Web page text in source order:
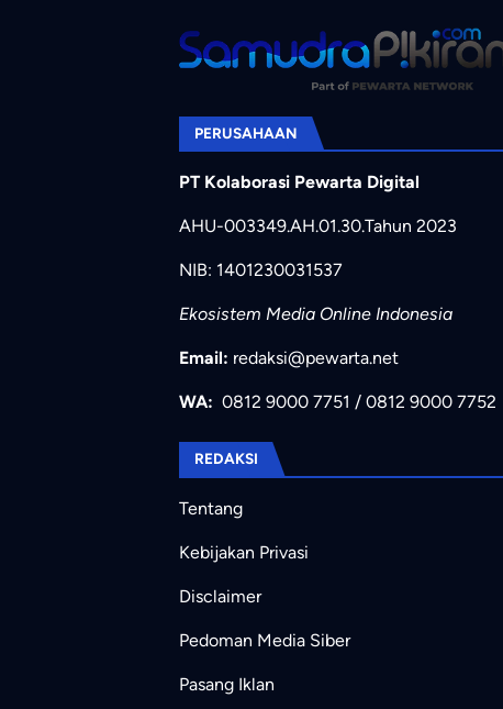
PERUSAHAAN
PT Kolaborasi Pewarta Digital
AHU-003349.AH.01.30.Tahun 2023
NIB: 1401230031537
Ekosistem Media Online Indonesia
Email: redaksi@pewarta.net
WA: 0812 9000 7751 / 0812 9000 7752
REDAKSI
Tentang
Kebijakan Privasi
Disclaimer
Pedoman Media Siber
Pasang Iklan